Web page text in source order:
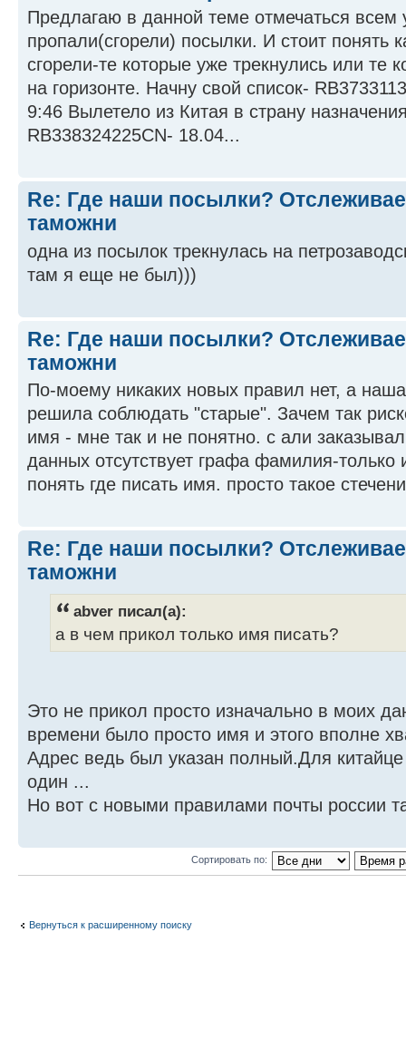
Предлагаю в данной теме отмечаться всем
пропали(сгорели) посылки. И стоит понять
сгорели-те которые уже трекнулись или те
на горизонте. Начну свой список-
9:46 Вылетело из Китая в страну
RB338324225CN- 18.04...
Re: Где наши посылки?
таможни
одна из посылок трекнулась на
там я еще не был)))
Re: Где наши посылки?
таможни
По-моему никаких новых правил нет, а
решила соблюдать "старые". Зачем так
имя - мне так и не понятно. с али
данных отсутствует графа фамилия-только
понять где писать имя. просто такое
Re: Где наши посылки?
таможни
abver писал(а):
а в чем прикол только имя писать?
Это не прикол просто изначально в моих
времени было просто имя и этого вполне
Адрес ведь был указан полный.Для
один ...
Но вот с новыми правилами почты россии
Сортировать по:
Вернуться к расширенному поиску